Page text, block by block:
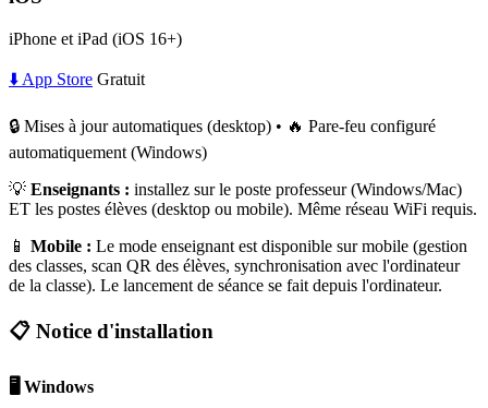
iPhone et iPad (iOS 16+)
⬇️ App Store Gratuit
🔒 Mises à jour automatiques (desktop) • 🔥 Pare-feu configuré
automatiquement (Windows)
💡 Enseignants : installez sur le poste professeur (Windows/Mac)
ET les postes élèves (desktop ou mobile). Même réseau WiFi requis.
📱 Mobile : Le mode enseignant est disponible sur mobile (gestion
des classes, scan QR des élèves, synchronisation avec l'ordinateur
de la classe). Le lancement de séance se fait depuis l'ordinateur.
📋 Notice d'installation
🖥️ Windows